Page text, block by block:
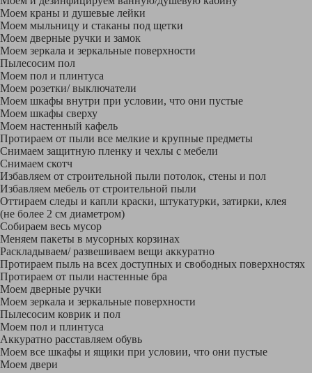
Моем краны и душевые лейки
Моем мыльницу и стаканы под щетки
Моем дверные ручки и замок
Моем зеркала и зеркальные поверхности
Пылесосим пол
Моем пол и плинтуса
Моем розетки/ выключатели
Моем шкафы внутри при условии, что они пустые
Моем шкафы сверху
Моем настенный кафель
Протираем от пыли все мелкие и крупные предметы
Снимаем защитную пленку и чехлы с мебели
Снимаем скотч
Избавляем от строительной пыли потолок, стены и пол
Избавляем мебель от строительной пыли
Оттираем следы и капли краски, штукатурки, затирки, клея
(не более 2 см диаметром)
Собираем весь мусор
Меняем пакеты в мусорных корзинах
Раскладываем/ развешиваем вещи аккуратно
Протираем пыль на всех доступных и свободных поверхностях
Протираем от пыли настенные бра
Моем дверные ручки
Моем зеркала и зеркальные поверхности
Пылесосим коврик и пол
Моем пол и плинтуса
Аккуратно расставляем обувь
Моем все шкафы и ящики при условии, что они пустые
Моем двери